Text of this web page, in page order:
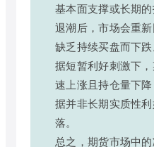
基本面支撑或长期
退潮后，市场会重
缺乏持续买盘而下
据短暂利好刺激下
速上涨且持仓量下
据并非长期实质性
落。
总之，期货市场中